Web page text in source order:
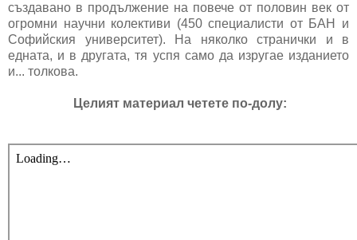
създавано в продължение на повече от половин век от
огромни научни колективи (450 специалисти от БАН и
Софийския университет). На няколко странички и в
едната, и в другата, тя успя само да изругае изданието
и... толкова.
Целият материал четете по-долу: